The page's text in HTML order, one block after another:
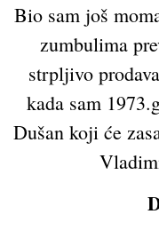
Bio sam još
zumbulima
strpljivo
kada sam
Dušan koji će